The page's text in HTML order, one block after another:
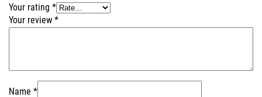
Your rating *
Your review *
Name *